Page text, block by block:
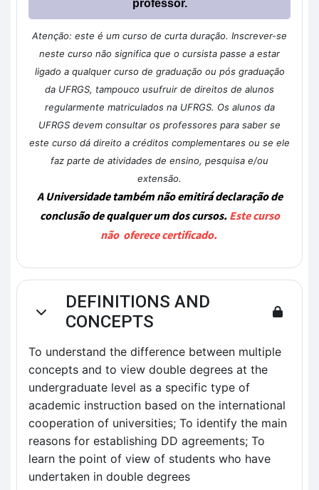
professor.
Atenção: este é um curso de curta duração. Inscrever-se
neste curso não significa que o cursista passe a estar
ligado a qualquer curso de graduação ou pós graduação
da UFRGS, tampouco usufruir de direitos de alunos
regularmente matriculados na UFRGS. Os alunos da
UFRGS devem consultar os professores para saber se
este curso dá direito a créditos complementares ou se ele
faz parte de atividades de ensino, pesquisa e/ou
extensão.
A Universidade também não emitirá declaração de
conclusão de qualquer um dos cursos. Este curso
não oferece certificado.
Contrair
DEFINITIONS AND
CONCEPTS
To understand the difference between multiple
concepts and to view double degrees at the
undergraduate level as a specific type of
academic instruction based on the international
cooperation of universities; To identify the main
reasons for establishing DD agreements; To
learn the point of view of students who have
undertaken in double degrees